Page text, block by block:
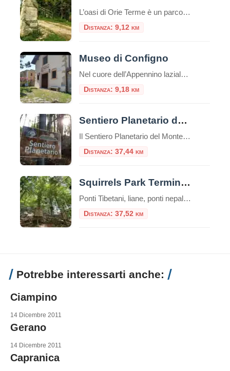
L’oasi di Orie Terme è un parco naturalistico del comune di Amatrice, nella frazione di Configno, di proprietà della famiglia Betturri. Il parco “è un omaggio alla Terra e alla natura per promuovere l’educazione e la cultura del rispetto dell’ambiente”, accoglie oltre che a numerosi animali, anche dei testi scritti ispirandosi alla Passione di Gesù, […]
Distanza: 9,12 km
Museo di Configno
Nel cuore dell’Appennino laziale, nella frazione di Configno, a pochi chilometri da Amatrice, sorge il Museo delle Arti e Tradizioni Popolari di Configno. Questo museo etnografico rappresenta un punto di riferimento culturale per la conservazione della memoria storica e delle tradizioni locali Il museo ha sede in un edificio costruito nel 1928, originariamente utilizzato come […]
Distanza: 9,18 km
Sentiero Planetario del Monte Terminillo
Il Sentiero Planetario del Monte Terminillo è un percorso naturalistico tematico lungo 7,7 km, da percorrere a piedi in circa 3 ore. Si trova in provincia di Rieti, nell’Appennino centrale italiano, ed è un percorso escursionistico che ti consente di esplorare la bellezza del monte Terminillo mentre ti immergi nell’astronomia. L’idea del Sentiero del Planetario […]
Distanza: 37,44 km
Squirrels Park Terminillo
Ponti Tibetani, liane, ponti nepalesi e passerelle di tronchi che disegnano percorsi avventurosi tra i faggi. Il Parco Avventura è un’esperienza di totale immersione nella natura, nella bellezza del bosco, un’emozionante sfida con se stessi, un’esperienza di puro divertimento, in piena sicurezza, con attrezzature DPI (imbraco, longes, moschettoni e casco) e sotto il controllo e […]
Distanza: 37,52 km
Potrebbe interessarti anche:
Ciampino
14 Dicembre 2011
Gerano
14 Dicembre 2011
Capranica